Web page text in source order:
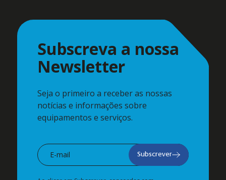
Subscreva a nossa
Newsletter
Seja o primeiro a receber as nossas
notícias e informações sobre
equipamentos e serviços.
Subscrever